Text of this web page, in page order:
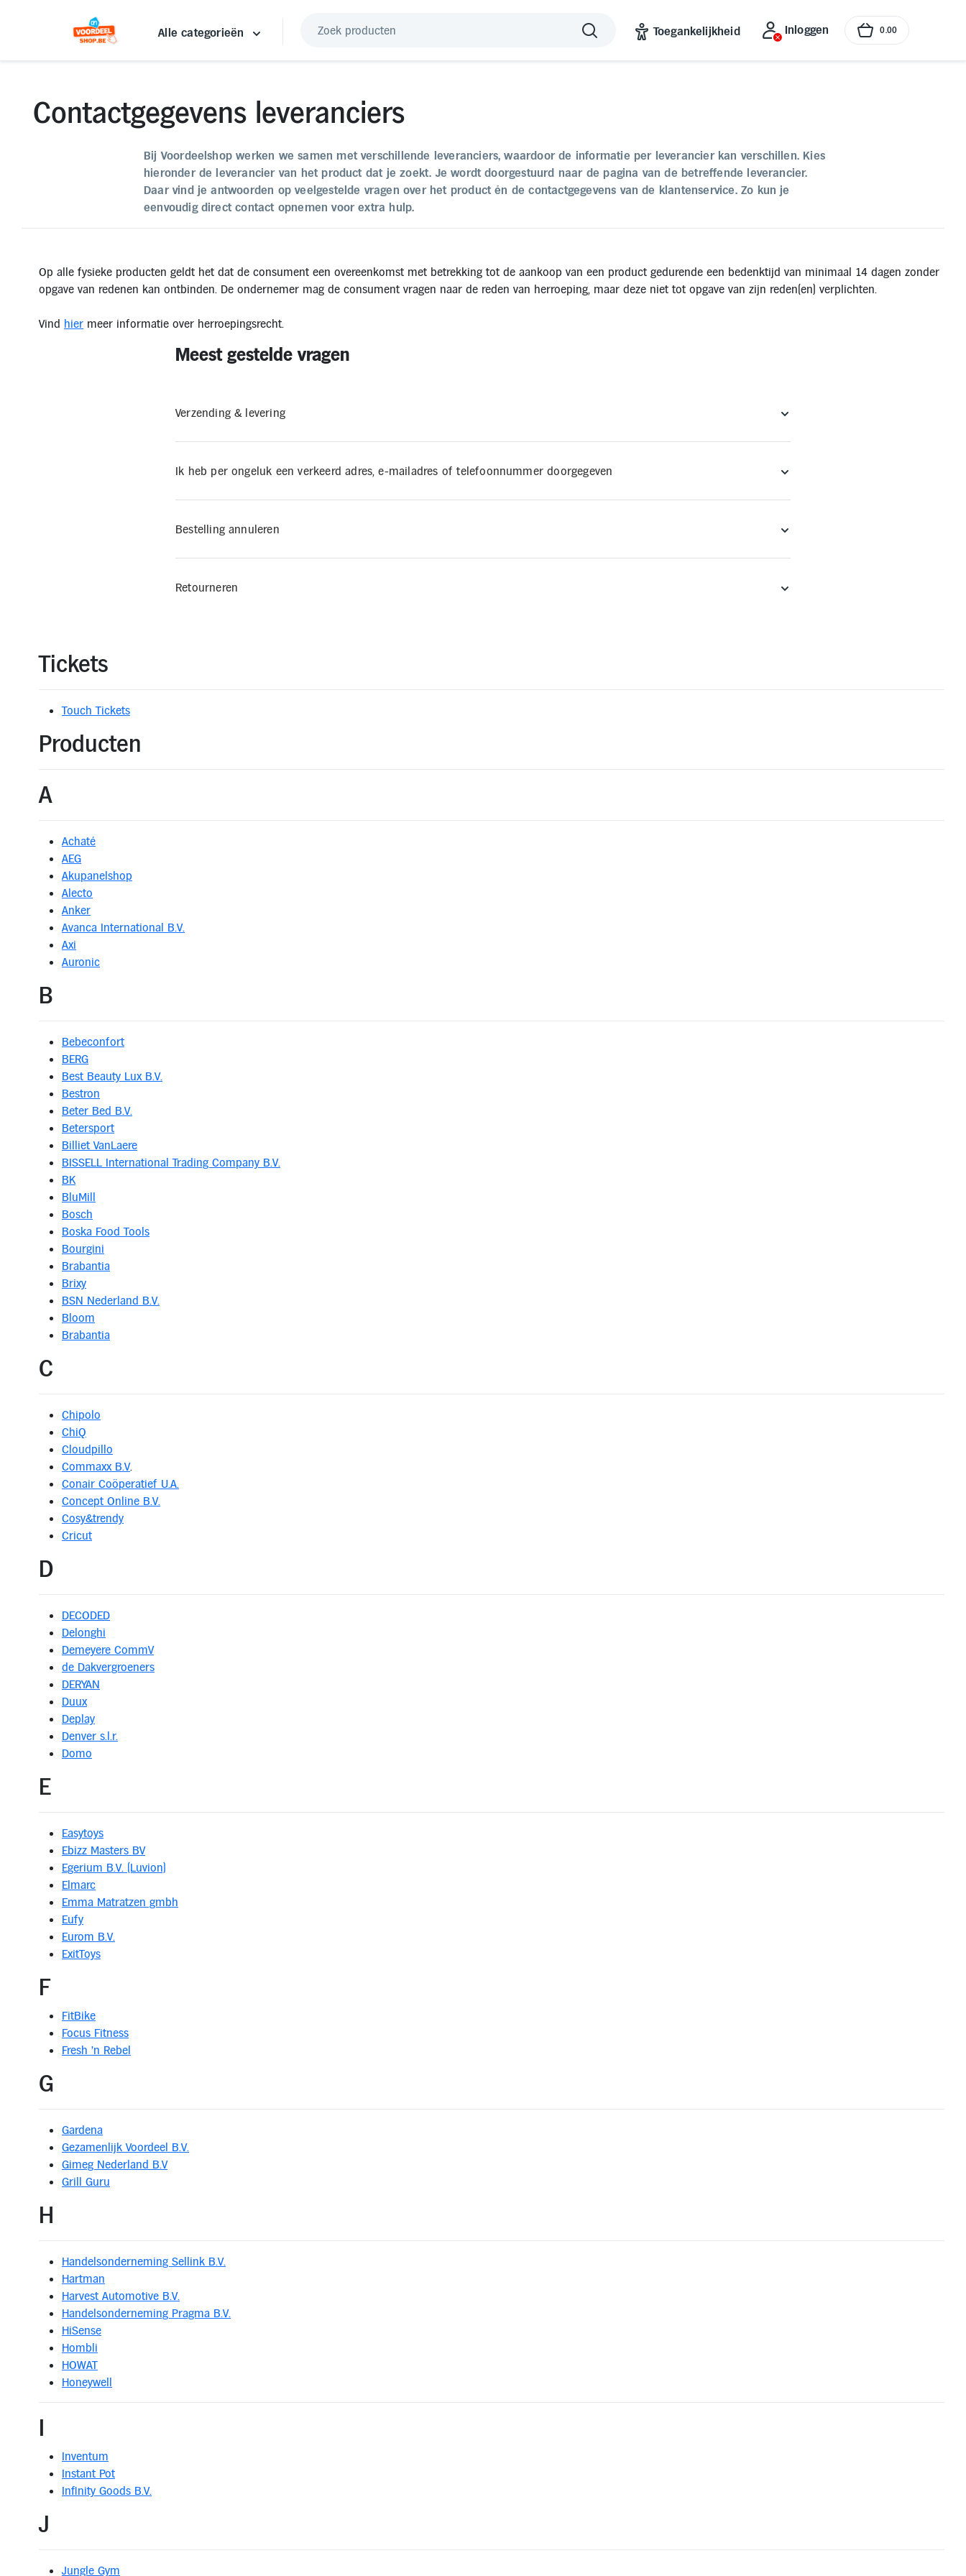
Alle categorieën Toegankelijkheid Inloggen 0.00
Contactgegevens leveranciers
Bij Voordeelshop werken we samen met verschillende leveranciers, waardoor de informatie per leverancier kan verschillen. Kies
hieronder de leverancier van het product dat je zoekt. Je wordt doorgestuurd naar de pagina van de betreffende leverancier.
Daar vind je antwoorden op veelgestelde vragen over het product én de contactgegevens van de klantenservice. Zo kun je
eenvoudig direct contact opnemen voor extra hulp.
Op alle fysieke producten geldt het dat de consument een overeenkomst met betrekking tot de aankoop van een product gedurende een bedenktijd van minimaal 14 dagen zonder
opgave van redenen kan ontbinden. De ondernemer mag de consument vragen naar de reden van herroeping, maar deze niet tot opgave van zijn reden(en) verplichten.
Vind hier meer informatie over herroepingsrecht.
Meest gestelde vragen
Verzending & levering
Ik heb per ongeluk een verkeerd adres, e-mailadres of telefoonnummer doorgegeven
Bestelling annuleren
Retourneren
Tickets
Touch Tickets
Producten
A
Achaté
AEG
Akupanelshop
Alecto
Anker
Avanca International B.V.
Axi
Auronic
B
Bebeconfort
BERG
Best Beauty Lux B.V.
Bestron
Beter Bed B.V.
Betersport
Billiet VanLaere
BISSELL International Trading Company B.V.
BK
BluMill
Bosch
Boska Food Tools
Bourgini
Brabantia
Brixy
BSN Nederland B.V.
Bloom
Brabantia
C
Chipolo
ChiQ
Cloudpillo
Commaxx B.V.
Conair Coöperatief U.A.
Concept Online B.V.
Cosy&trendy
Cricut
D
DECODED
Delonghi
Demeyere CommV
de Dakvergroeners
DERYAN
Duux
Deplay
Denver s.l.r.
Domo
E
Easytoys
Ebizz Masters BV
Egerium B.V. (Luvion)
Elmarc
Emma Matratzen gmbh
Eufy
Eurom B.V.
ExitToys
F
FitBike
Focus Fitness
Fresh 'n Rebel
G
Gardena
Gezamenlijk Voordeel B.V.
Gimeg Nederland B.V
Grill Guru
H
Handelsonderneming Sellink B.V.
Hartman
Harvest Automotive B.V.
Handelsonderneming Pragma B.V.
HiSense
Hombli
HOWAT
Honeywell
I
Inventum
Instant Pot
Infinity Goods B.V.
J
Jungle Gym